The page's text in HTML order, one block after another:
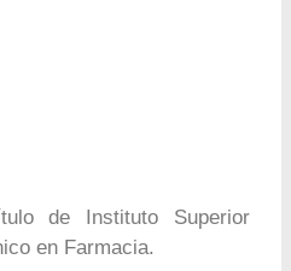
de Instituto Superior
en Farmacia.